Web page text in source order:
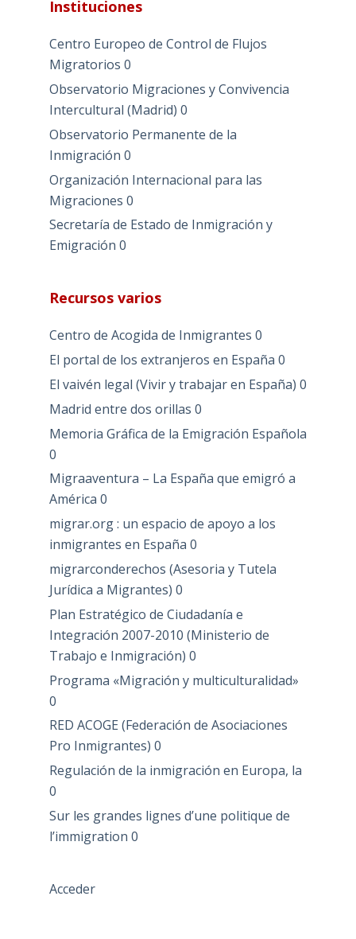
Instituciones
Centro Europeo de Control de Flujos
Migratorios 0
Observatorio Migraciones y Convivencia
Intercultural (Madrid) 0
Observatorio Permanente de la
Inmigración 0
Organización Internacional para las
Migraciones 0
Secretaría de Estado de Inmigración y
Emigración 0
Recursos varios
Centro de Acogida de Inmigrantes 0
El portal de los extranjeros en España 0
El vaivén legal (Vivir y trabajar en España) 0
Madrid entre dos orillas 0
Memoria Gráfica de la Emigración Española
0
Migraaventura – La España que emigró a
América 0
migrar.org : un espacio de apoyo a los
inmigrantes en España 0
migrarconderechos (Asesoria y Tutela
Jurídica a Migrantes) 0
Plan Estratégico de Ciudadanía e
Integración 2007-2010 (Ministerio de
Trabajo e Inmigración) 0
Programa «Migración y multiculturalidad»
0
RED ACOGE (Federación de Asociaciones
Pro Inmigrantes) 0
Regulación de la inmigración en Europa, la
0
Sur les grandes lignes d’une politique de
l’immigration 0
Acceder